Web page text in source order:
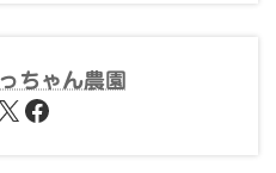
ちゃん農園
Facebook